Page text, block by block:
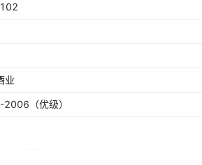
业
（优级）